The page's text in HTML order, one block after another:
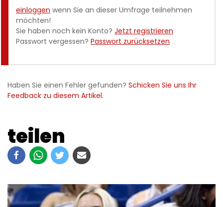
einloggen wenn Sie an dieser Umfrage teilnehmen
möchten!
Sie haben noch kein Konto? Jetzt registrieren
Passwort vergessen? Passwort zurücksetzen
Haben Sie einen Fehler gefunden? Schicken Sie uns Ihr
Feedback zu diesem Artikel.
teilen